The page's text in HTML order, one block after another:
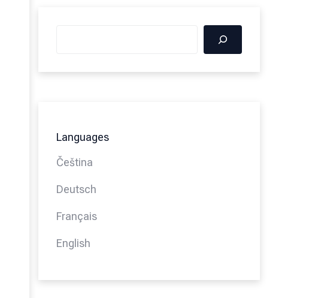
Languages
Čeština
Deutsch
Français
English